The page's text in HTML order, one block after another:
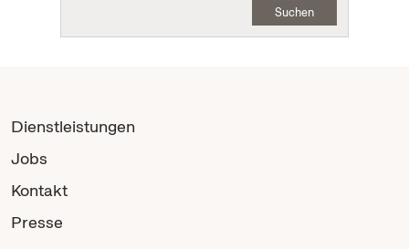
Suchen
Dienstleistungen
Jobs
Kontakt
Presse